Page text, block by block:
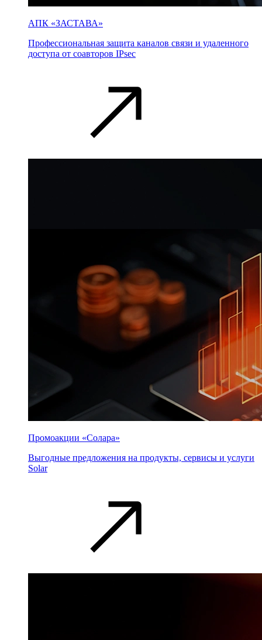
АПК «ЗАСТАВА»
Профессиональная защита каналов связи и удаленного
доступа от соавторов IPsec
Промоакции «Солара»
Выгодные предложения на продукты, сервисы и услуги
Solar